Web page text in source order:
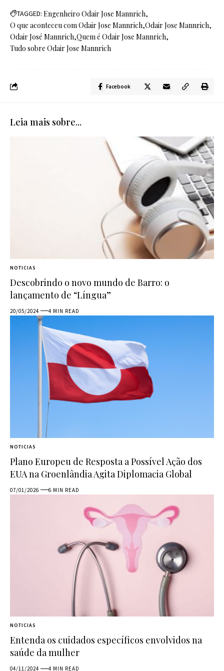
TAGGED: Engenheiro Odair Jose Mannrich
O que aconteceu com Odair Jose Mannrich Odair Jose Mannrich
Odair José Mannrich Quem é Odair Jose Mannrich
Tudo sobre Odair Jose Mannrich
Facebook
Leia mais sobre...
NOTICIAS
Descobrindo o novo mundo de Barro: o
lançamento de “Língua”
20/05/2024 4 MIN READ
NOTICIAS
Plano Europeu de Resposta a Possível Ação dos
EUA na Groenlândia Agita Diplomacia Global
07/01/2026 6 MIN READ
NOTICIAS
Entenda os cuidados específicos envolvidos na
saúde da mulher
04/11/2024 4 MIN READ